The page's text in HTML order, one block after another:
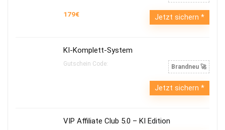
179€ Jetzt sichern
KI-Komplett-System
Gutschein Code: Brandneu 🚀
Jetzt sichern
VIP Affiliate Club 5.0 – KI Edition